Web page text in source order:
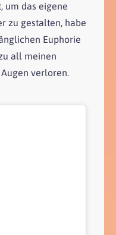
um das eigene
zu gestalten, habe
Euphorie
all meinen
verloren.